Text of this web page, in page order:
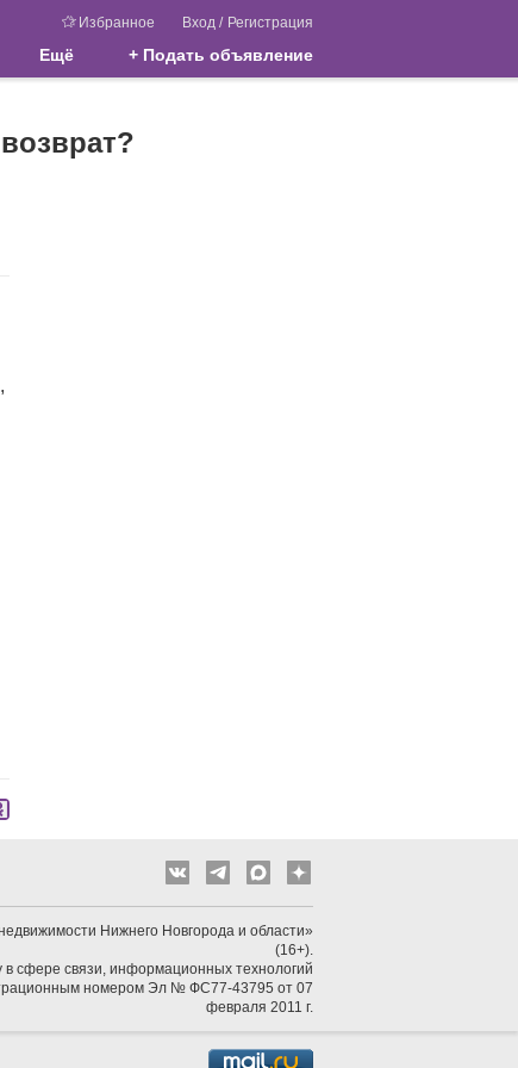
Избранное Вход / Регистрация
Ещё + Подать объявление
Нижнего Новгорода и области»
(16+).
сфере связи, информационных технологий
номером Эл № ФС77-43795 от 07
февраля 2011 г.